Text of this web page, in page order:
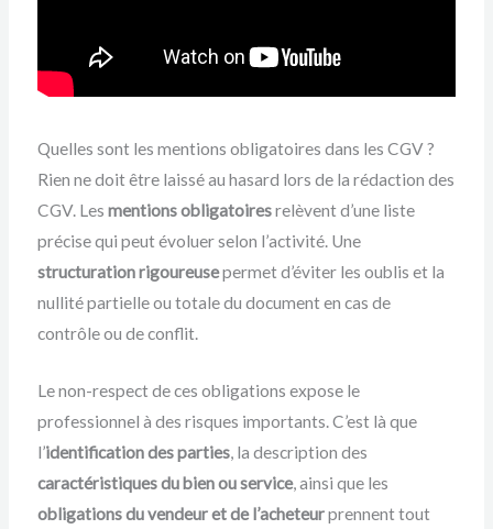
Quelles sont les mentions obligatoires dans les CGV ?
Rien ne doit être laissé au hasard lors de la rédaction des
CGV. Les mentions obligatoiresrelèvent d’une liste
précise qui peut évoluer selon l’activité. Une
structuration rigoureusepermet d’éviter les oublis et la
nullité partielle ou totale du document en cas de
contrôle ou de conflit.
Le non-respect de ces obligations expose le
professionnel à des risques importants. C’est là que
l’identification des parties, la description des
caractéristiques du bien ou service, ainsi que les
obligations du vendeur et de l’acheteurprennent tout